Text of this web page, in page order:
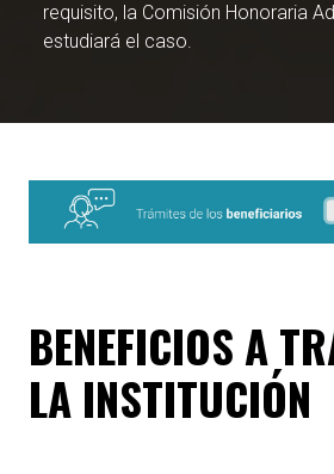
requisito, la Comisión Honoraria
estudiará el caso.
BENEFICIOS A
LA INSTITUCIÓN